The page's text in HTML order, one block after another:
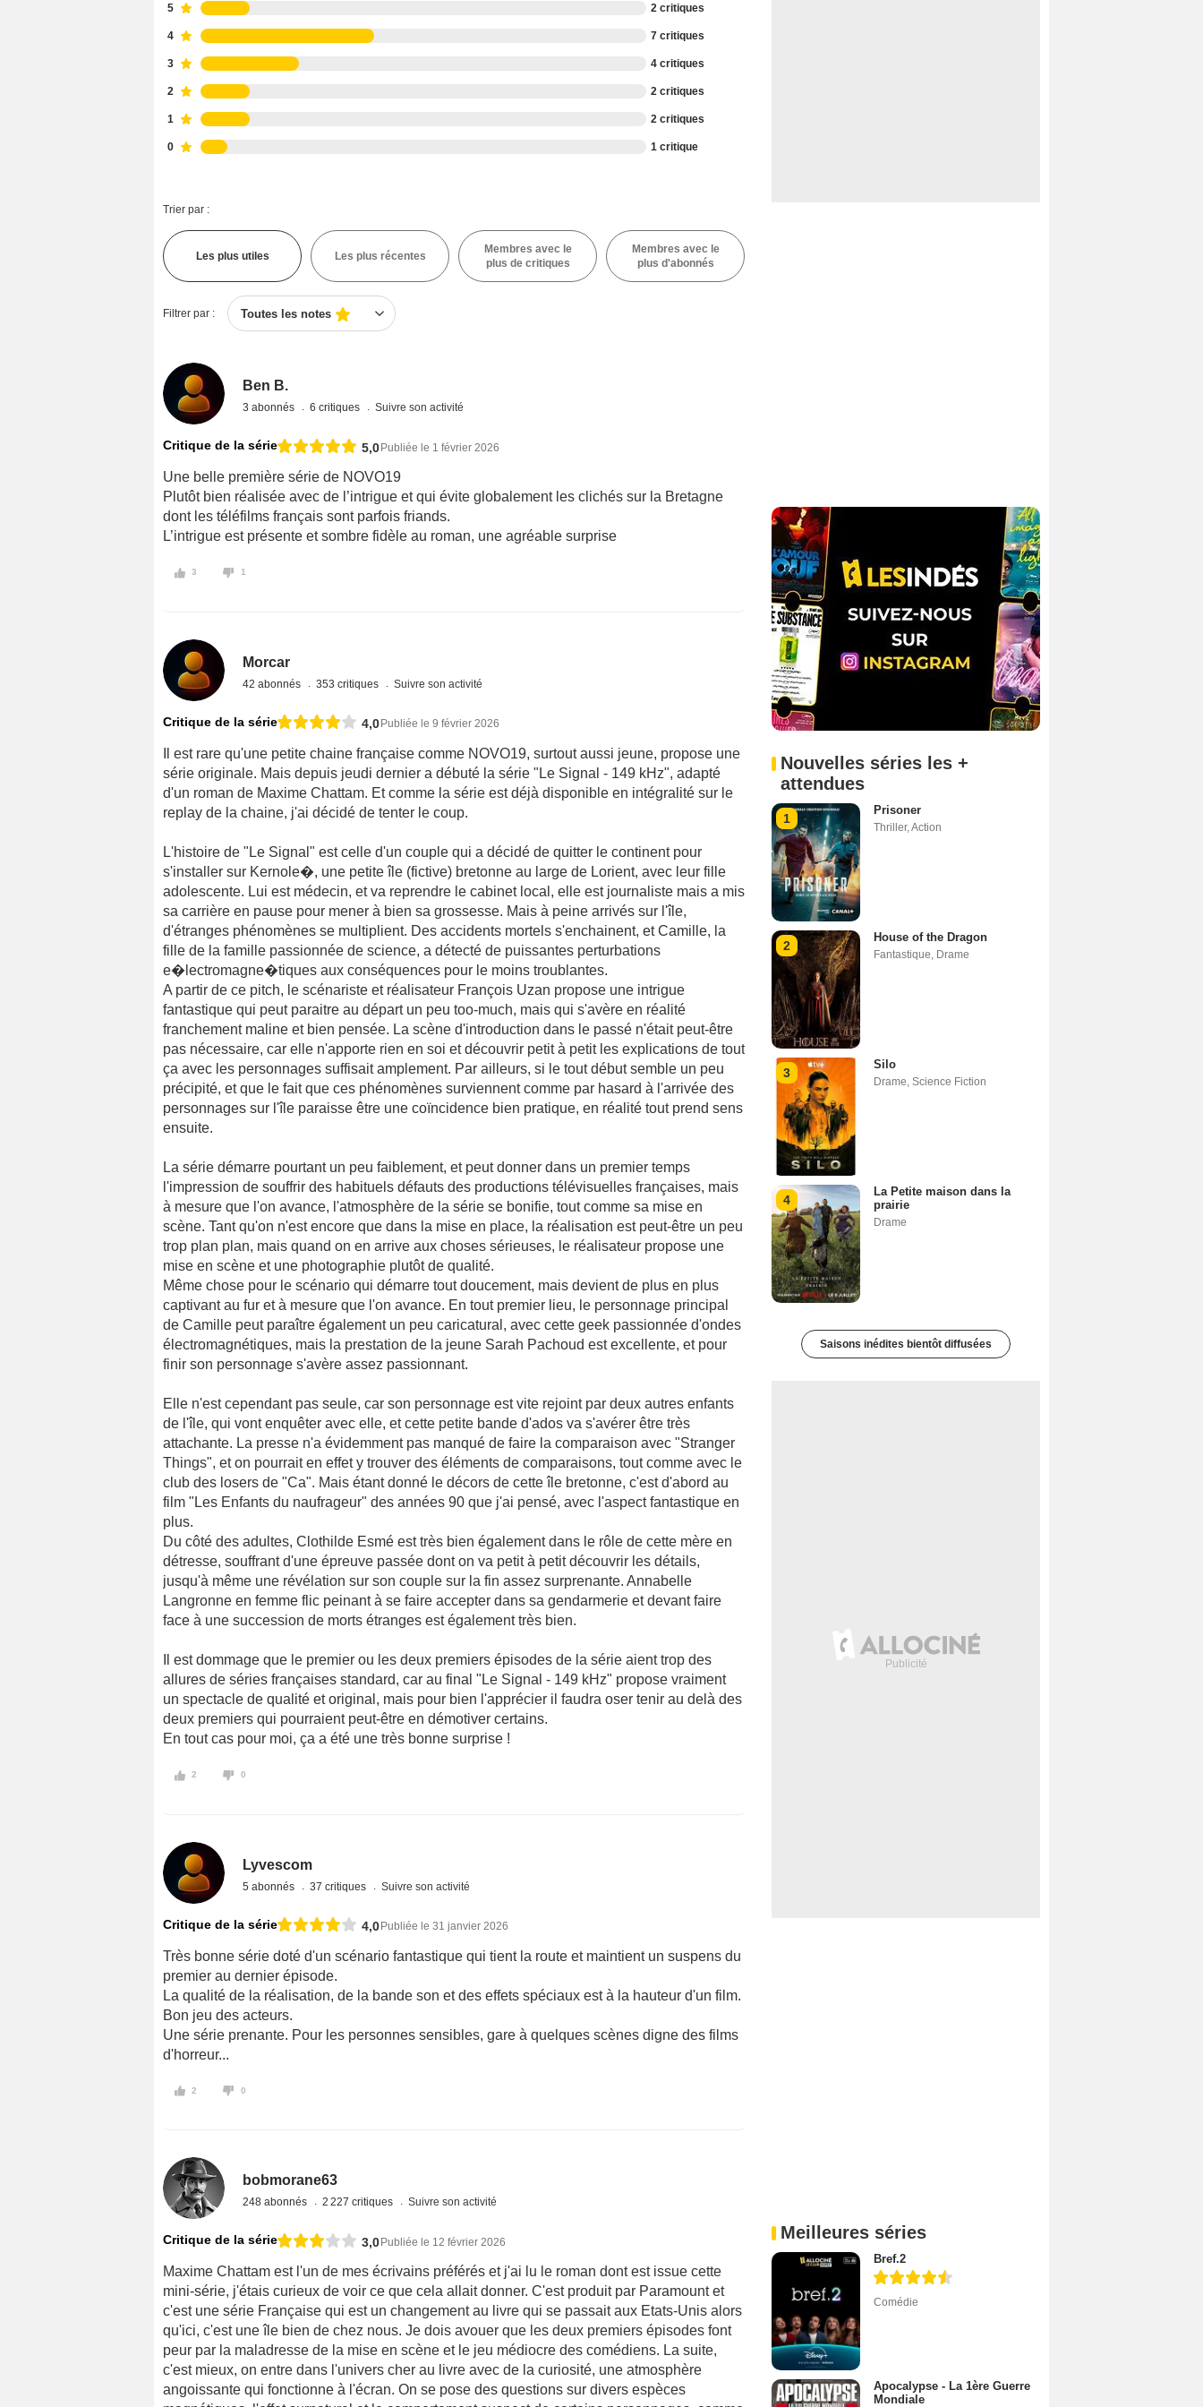
5 2 critiques
4 7 critiques
3 4 critiques
2 2 critiques
1 2 critiques
0 1 critique
Trier par :
Les plus utiles Les plus récentes
Membres avec le
plus de critiques
Membres avec le
plus d'abonnés
Filtrer par : Toutes les notes
Ben B.
3 abonnés 6 critiques Suivre son activité
Critique de la série 5,0Publiée le 1 février 2026
Une belle première série de NOVO19
Plutôt bien réalisée avec de l’intrigue et qui évite globalement les clichés sur la Bretagne
dont les téléfilms français sont parfois friands.
L’intrigue est présente et sombre fidèle au roman, une agréable surprise
3 1
Morcar
42 abonnés 353 critiques Suivre son activité
Critique de la série 4,0 Publiée le 9 février 2026
Il est rare qu'une petite chaine française comme NOVO19, surtout aussi jeune, propose une
série originale. Mais depuis jeudi dernier a débuté la série "Le Signal - 149 kHz", adapté
d'un roman de Maxime Chattam. Et comme la série est déjà disponible en intégralité sur le
replay de la chaine, j'ai décidé de tenter le coup.
L'histoire de "Le Signal" est celle d'un couple qui a décidé de quitter le continent pour
s'installer sur Kernole�, une petite île (fictive) bretonne au large de Lorient, avec leur fille
adolescente. Lui est médecin, et va reprendre le cabinet local, elle est journaliste mais a mis
sa carrière en pause pour mener à bien sa grossesse. Mais à peine arrivés sur l'île,
d'étranges phénomènes se multiplient. Des accidents mortels s'enchainent, et Camille, la
fille de la famille passionnée de science, a détecté de puissantes perturbations
e�lectromagne�tiques aux conséquences pour le moins troublantes.
A partir de ce pitch, le scénariste et réalisateur François Uzan propose une intrigue
fantastique qui peut paraitre au départ un peu too-much, mais qui s'avère en réalité
franchement maline et bien pensée. La scène d'introduction dans le passé n'était peut-être
pas nécessaire, car elle n'apporte rien en soi et découvrir petit à petit les explications de tout
ça avec les personnages suffisait amplement. Par ailleurs, si le tout début semble un peu
précipité, et que le fait que ces phénomènes surviennent comme par hasard à l'arrivée des
personnages sur l'île paraisse être une coïncidence bien pratique, en réalité tout prend sens
ensuite.
La série démarre pourtant un peu faiblement, et peut donner dans un premier temps
l'impression de souffrir des habituels défauts des productions télévisuelles françaises, mais
à mesure que l'on avance, l'atmosphère de la série se bonifie, tout comme sa mise en
scène. Tant qu'on n'est encore que dans la mise en place, la réalisation est peut-être un peu
trop plan plan, mais quand on en arrive aux choses sérieuses, le réalisateur propose une
mise en scène et une photographie plutôt de qualité.
Même chose pour le scénario qui démarre tout doucement, mais devient de plus en plus
captivant au fur et à mesure que l'on avance. En tout premier lieu, le personnage principal
de Camille peut paraître également un peu caricatural, avec cette geek passionnée d'ondes
électromagnétiques, mais la prestation de la jeune Sarah Pachoud est excellente, et pour
finir son personnage s'avère assez passionnant.
Elle n'est cependant pas seule, car son personnage est vite rejoint par deux autres enfants
de l'île, qui vont enquêter avec elle, et cette petite bande d'ados va s'avérer être très
attachante. La presse n'a évidemment pas manqué de faire la comparaison avec "Stranger
Things", et on pourrait en effet y trouver des éléments de comparaisons, tout comme avec le
club des losers de "Ca". Mais étant donné le décors de cette île bretonne, c'est d'abord au
film "Les Enfants du naufrageur" des années 90 que j'ai pensé, avec l'aspect fantastique en
plus.
Du côté des adultes, Clothilde Esmé est très bien également dans le rôle de cette mère en
détresse, souffrant d'une épreuve passée dont on va petit à petit découvrir les détails,
jusqu'à même une révélation sur son couple sur la fin assez surprenante. Annabelle
Langronne en femme flic peinant à se faire accepter dans sa gendarmerie et devant faire
face à une succession de morts étranges est également très bien.
Il est dommage que le premier ou les deux premiers épisodes de la série aient trop des
allures de séries françaises standard, car au final "Le Signal - 149 kHz" propose vraiment
un spectacle de qualité et original, mais pour bien l'apprécier il faudra oser tenir au delà des
deux premiers qui pourraient peut-être en démotiver certains.
En tout cas pour moi, ça a été une très bonne surprise !
2 0
Lyvescom
5 abonnés 37 critiques Suivre son activité
Critique de la série 4,0 Publiée le 31 janvier 2026
Très bonne série doté d'un scénario fantastique qui tient la route et maintient un suspens du
premier au dernier épisode.
La qualité de la réalisation, de la bande son et des effets spéciaux est à la hauteur d'un film.
Bon jeu des acteurs.
Une série prenante. Pour les personnes sensibles, gare à quelques scènes digne des films
d'horreur...
2 0
bobmorane63
248 abonnés 2 227 critiques Suivre son activité
Critique de la série 3,0 Publiée le 12 février 2026
Maxime Chattam est l'un de mes écrivains préférés et j'ai lu le roman dont est issue cette
mini-série, j'étais curieux de voir ce que cela allait donner. C'est produit par Paramount et
c'est une série Française qui est un changement au livre qui se passait aux Etats-Unis alors
qu'ici, c'est une île bien de chez nous. Je dois avouer que les deux premiers épisodes font
peur par la maladresse de la mise en scène et le jeu médiocre des comédiens. La suite,
c'est mieux, on entre dans l'univers cher au livre avec de la curiosité, une atmosphère
angoissante qui fonctionne à l'écran. On se pose des questions sur divers espèces
Nouvelles séries les +
attendues
1
Prisoner
Thriller,Action
2
House of the Dragon
Fantastique, Drame
3
Silo
Drame, Science Fiction
4
La Petite maison dans la
prairie
Drame
Saisons inédites bientôt diffusées
Meilleures séries
Bref.2
Comédie
Apocalypse - La 1ère Guerre
Mondiale